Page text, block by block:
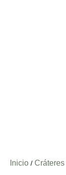
Inicio / Cráteres